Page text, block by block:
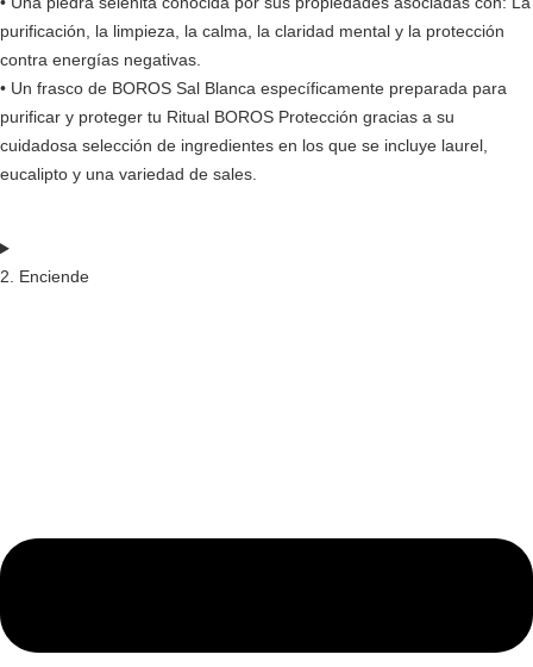
purificación, la limpieza, la calma, la claridad mental y la protección
contra energías negativas.
• Un frasco de BOROS Sal Blanca específicamente preparada para
purificar y proteger tu Ritual BOROS Protección gracias a su
cuidadosa selección de ingredientes en los que se incluye laurel,
eucalipto y una variedad de sales.
2. Enciende